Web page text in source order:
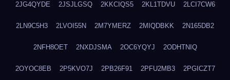
2JG4QYDE 2JSJLGSQ 2KKCIQS5 2KL1TDVU 2LCI7CW6
2LN9C5H3 2LVOI55N 2M7YMERZ 2MIQDBKK 2N165DB2
2NFH8OET 2NXDJSMA 2OC6YQYJ 2ODHTNIQ
2OYOC8EB 2P5KVO7J 2PB26F91 2PFU2MB3 2PGICZT7